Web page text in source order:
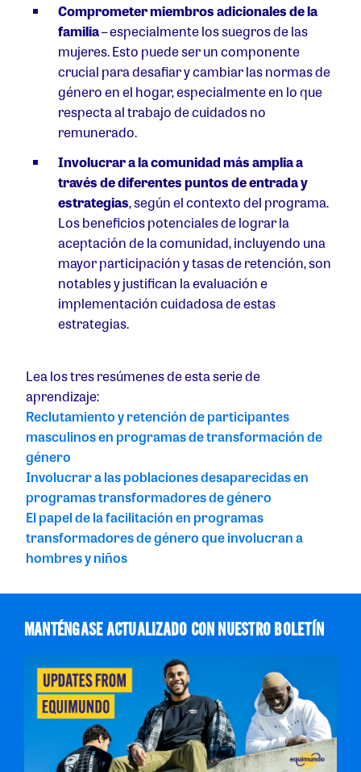
Comprometermiembros adicionales de la
familia– especialmente los suegros de las
mujeres. Esto puede ser un componente
crucial para desafiar y cambiar las normas de
género en el hogar, especialmente en lo que
respecta al trabajo de cuidados no
remunerado.
Involucrar a la comunidad más amplia a
través de diferentes puntos de entrada y
estrategias, según el contexto del programa.
Los beneficios potenciales de lograr la
aceptación de la comunidad, incluyendo una
mayor participación y tasas de retención, son
notables y justifican la evaluación e
implementación cuidadosa de estas
estrategias.
Lea los tres resúmenes de esta serie de
aprendizaje:
Reclutamiento y retención de participantes
masculinos en programas de transformación de
género
Involucrar a las poblaciones desaparecidas en
programas transformadores de género
El papel de la facilitación en programas
transformadores de género que involucran a
hombres y niños
MANTÉNGASE ACTUALIZADO CON NUESTRO BOLETÍN